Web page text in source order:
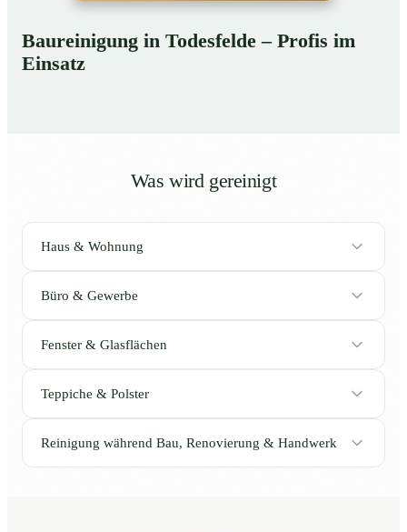
Baureinigung in Todesfelde – Profis im
Einsatz
Was wird gereinigt
Haus & Wohnung
Büro & Gewerbe
Fenster & Glasflächen
Teppiche & Polster
Reinigung während Bau, Renovierung & Handwerk